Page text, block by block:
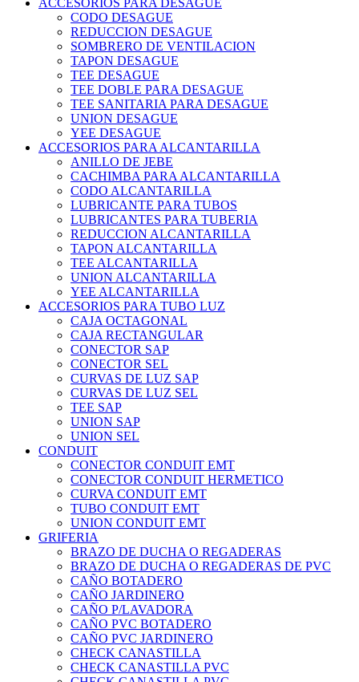
ACCESORIOS PARA DESAGUE
CODO DESAGUE
REDUCCION DESAGUE
SOMBRERO DE VENTILACION
TAPON DESAGUE
TEE DESAGUE
TEE DOBLE PARA DESAGUE
TEE SANITARIA PARA DESAGUE
UNION DESAGUE
YEE DESAGUE
ACCESORIOS PARA ALCANTARILLA
ANILLO DE JEBE
CACHIMBA PARA ALCANTARILLA
CODO ALCANTARILLA
LUBRICANTE PARA TUBOS
LUBRICANTES PARA TUBERIA
REDUCCION ALCANTARILLA
TAPON ALCANTARILLA
TEE ALCANTARILLA
UNION ALCANTARILLA
YEE ALCANTARILLA
ACCESORIOS PARA TUBO LUZ
CAJA OCTAGONAL
CAJA RECTANGULAR
CONECTOR SAP
CONECTOR SEL
CURVAS DE LUZ SAP
CURVAS DE LUZ SEL
TEE SAP
UNION SAP
UNION SEL
CONDUIT
CONECTOR CONDUIT EMT
CONECTOR CONDUIT HERMETICO
CURVA CONDUIT EMT
TUBO CONDUIT EMT
UNION CONDUIT EMT
GRIFERIA
BRAZO DE DUCHA O REGADERAS
BRAZO DE DUCHA O REGADERAS DE PVC
CAÑO BOTADERO
CAÑO JARDINERO
CAÑO P/LAVADORA
CAÑO PVC BOTADERO
CAÑO PVC JARDINERO
CHECK CANASTILLA
CHECK CANASTILLA PVC